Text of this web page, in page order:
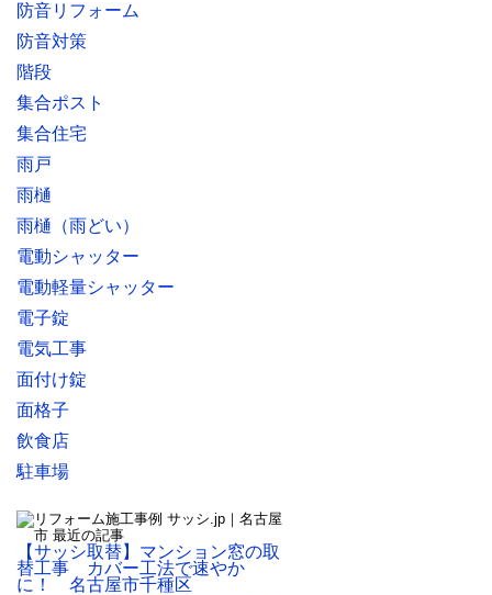
防音リフォーム
防音対策
階段
集合ポスト
集合住宅
雨戸
雨樋
雨樋（雨どい）
電動シャッター
電動軽量シャッター
電子錠
電気工事
面付け錠
面格子
飲食店
駐車場
【サッシ取替】マンション窓の取
替工事 カバー工法で速やか
に！ 名古屋市千種区